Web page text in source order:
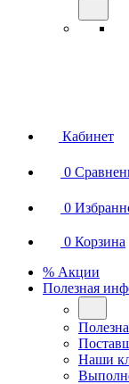
Кабинет
0
0
0 Корзина
% Акции
Полезная
Наши